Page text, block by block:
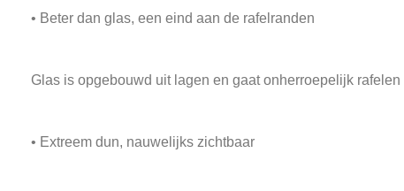
• Beter dan glas, een eind aan de rafelranden
Glas is opgebouwd uit lagen en gaat onherroepelijk
• Extreem dun, nauwelijks zichtbaar